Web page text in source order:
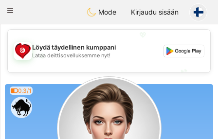
Tunisia Dating
Toggle
Mode Kirjaudu sisään
💖
💕
Löydä täydellinen kumppani
Lataa deittisovelluksemme nyt!
0.3/1